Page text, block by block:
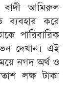
বাদী আমিরুল
ব্যবহার করে
পারিবারিক
দেখান। এই
নগদ অর্থ ও
লক্ষ টাকা